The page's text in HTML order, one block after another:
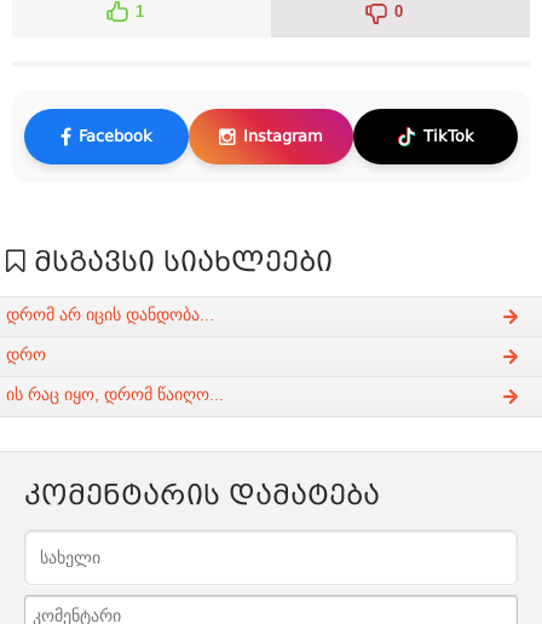
1 0
Facebook Instagram TikTok
მსგავსი სიახლეები
დრომ არ იცის დანდობა...
დრო
ის რაც იყო, დრომ წაიღო...
კომენტარის დამატება